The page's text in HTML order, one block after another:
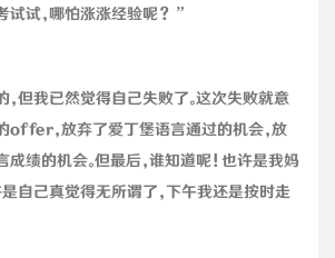
试试，哪怕涨涨经验呢？”
但我已然觉得自己失败了。这次失败就意
offer，放弃了爱丁堡语言通过的机会，放
绩的机会。但最后，谁知道呢！也许是我妈
自己真觉得无所谓了，下午我还是按时走